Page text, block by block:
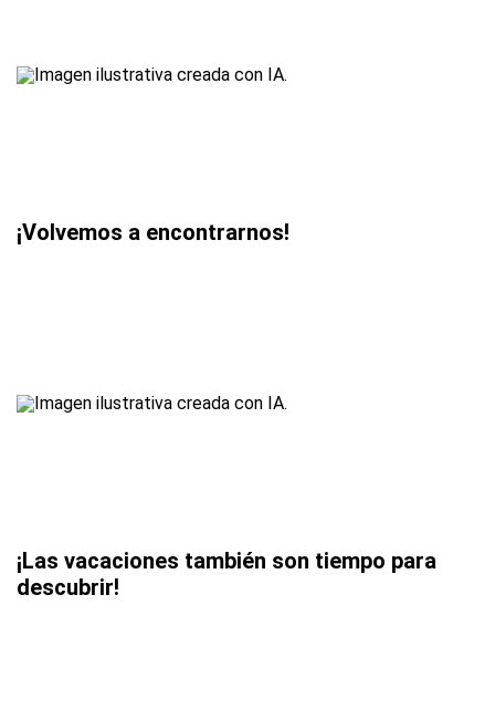
¡Volvemos a encontrarnos!
¡Las vacaciones también son tiempo para
descubrir!